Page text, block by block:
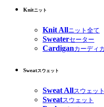
Knitニット
Knit Allニット全て
Sweaterセーター
Cardiganカーディ
Sweatスウェット
Sweat Allスウェッ
Sweatスウェット